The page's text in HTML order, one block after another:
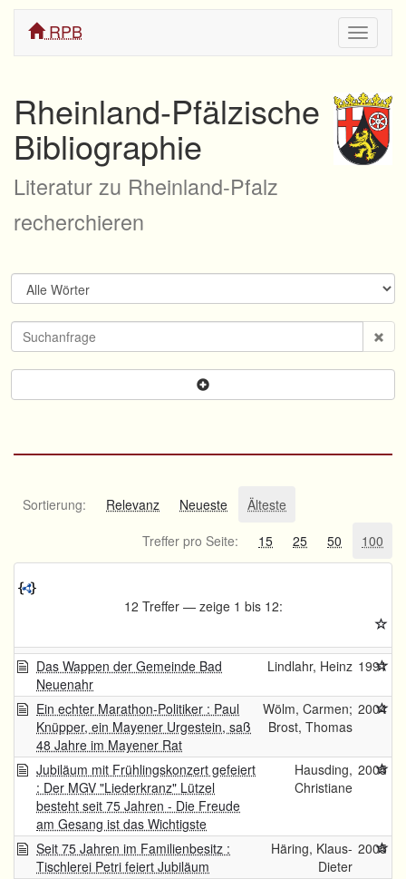
ein/
RPB
Rheinland-Pfälzische
Bibliographie
Literatur zu Rheinland-Pfalz
recherchieren
Sortierung: Relevanz Neueste
Älteste
Treffer pro Seite:
15 25 50 100
12 Treffer — zeige 1 bis 12:
Das Wappen der Gemeinde Bad
Neuenahr
Lindlahr, Heinz 1991
Ein echter Marathon-Politiker : Paul
Knüpper, ein Mayener Urgestein, saß
48 Jahre im Mayener Rat
Wölm, Carmen;
Brost, Thomas
2004
Jubiläum mit Frühlingskonzert gefeiert
: Der MGV "Liederkranz" Lützel
besteht seit 75 Jahren - Die Freude
am Gesang ist das Wichtigste
Hausding,
Christiane
2005
Seit 75 Jahren im Familienbesitz :
Tischlerei Petri feiert Jubiläum
Häring, Klaus-
Dieter
2005